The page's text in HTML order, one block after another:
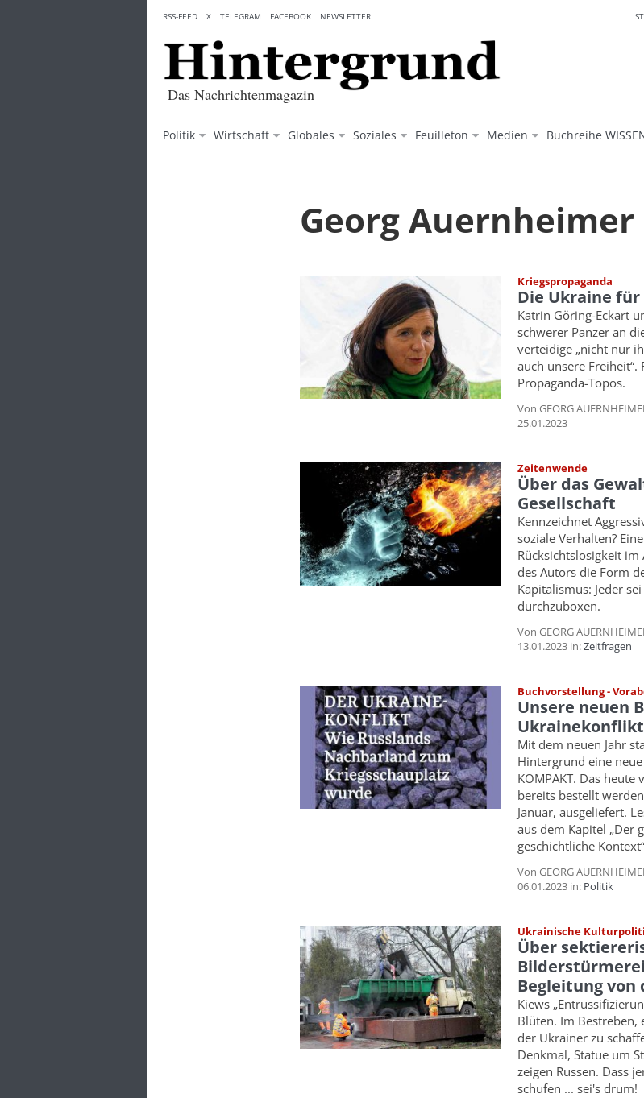
content
Das Nachrichtenmagazin
Politik Wirtschaft Globales Soziales Feuilleton Medien Buchreihe
RSS-FEED X TELEGRAM FACEBOOK NEWSLETTER
Georg Auernheimer
Kriegspropaganda
Die Ukraine
Katrin Göring-Eckart
schwerer Panzer an
verteidige „nicht nur
auch unsere
Propaganda-Topos.
Von GEORG
25.01.2023
Zeitenwende
Über das
Gesellschaft
Kennzeichnet
soziale Verhalten?
Rücksichtslosigkeit
des Autors die Form
Kapitalismus: Jeder
durchzuboxen.
Von GEORG
13.01.2023 in:Zeitfragen
Buchvorstellung -
Unsere neuen
Ukrainekonflikt
Mit dem neuen Jahr
Hintergrund eine neue
KOMPAKT. Das
bereits bestellt
Januar, ausgeliefert.
aus dem Kapitel „Der
geschichtliche
Von GEORG
06.01.2023 in: Politik
Ukrainische
Über
Begleitung von
Kiews
Blüten. Im Bestreben,
der Ukrainer zu
Denkmal, Statue um
zeigen Russen. Dass
schufen ... sei's drum!